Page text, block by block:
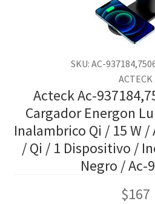
SKU: AC-
ACTECK
Acteck Ac-
Cargador Energon
Inalambrico Qi / 15 W /
/ Qi / 1 Dispositivo /
Negro / Ac-
$167